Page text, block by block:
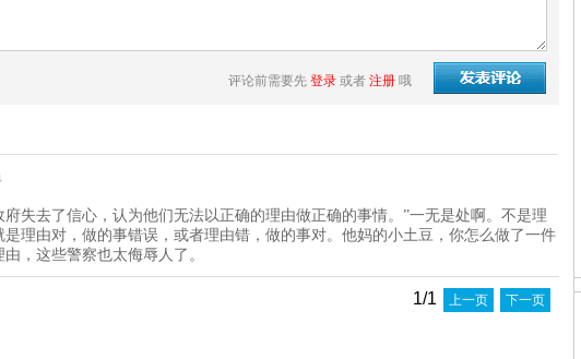
评论前需要先 登录 或者 注册 哦
失去了信心，认为他们无法以正确的理由做正确的事情。”一无是处啊。不是理
理由对，做的事错误，或者理由错，做的事对。他妈的小土豆，你怎么做了一件
，这些警察也太侮辱人了。
1/1 上一页 下一页